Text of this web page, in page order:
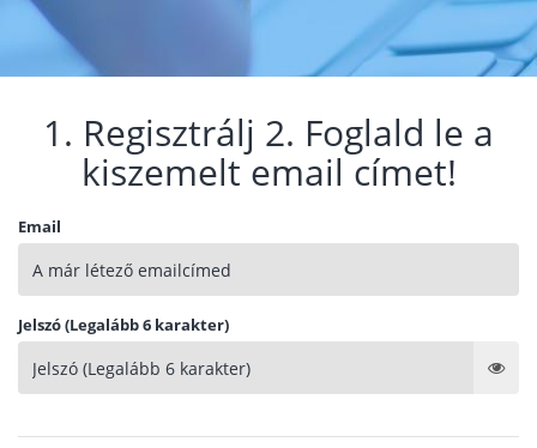
1. Regisztrálj 2. Foglald le a
kiszemelt email címet!
Email
Jelszó (Legalább 6 karakter)